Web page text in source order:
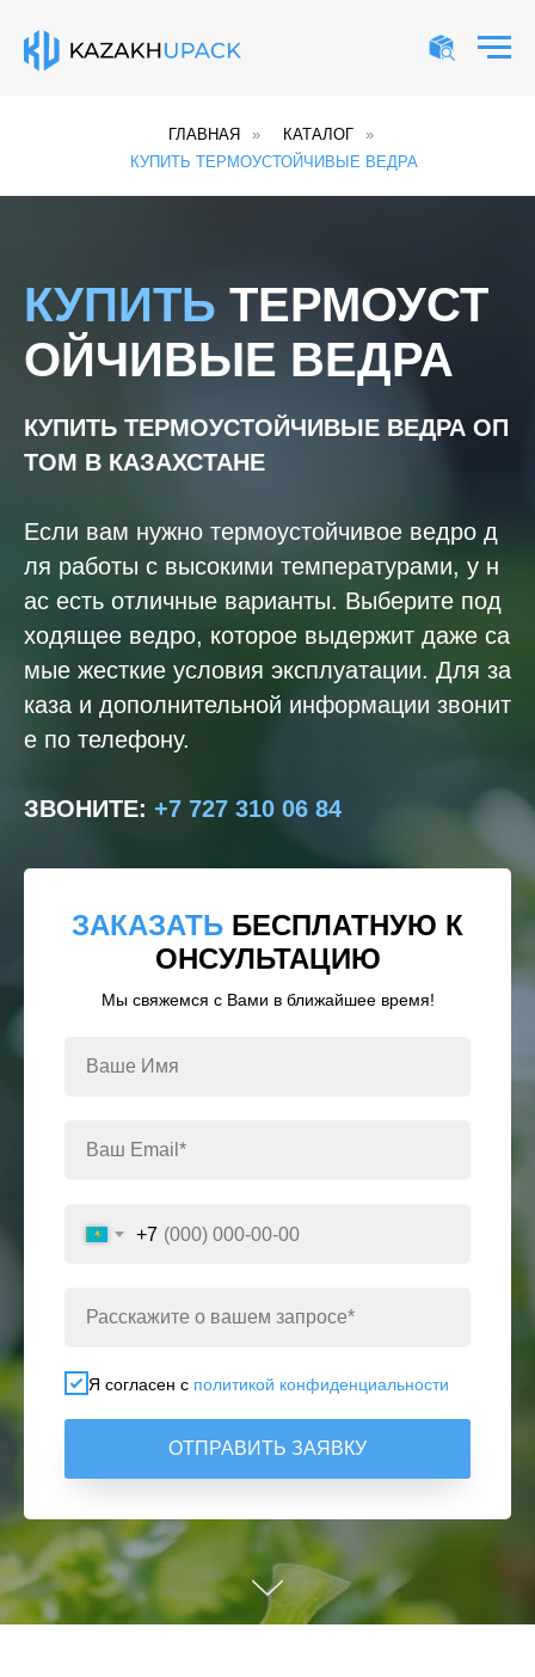
ГЛАВНАЯ » КАТАЛОГ
»
КУПИТЬ ТЕРМОУСТОЙЧИВЫЕ ВЕДРА
КУПИТЬ ТЕРМОУСТ
ОЙЧИВЫЕ ВЕДРА
КУПИТЬ ТЕРМОУСТОЙЧИВЫЕ ВЕДРА ОП
ТОМ В КАЗАХСТАНЕ
Если вам нужно термоустойчивое ведро д
ля работы с высокими температурами, у н
ас есть отличные варианты. Выберите под
ходящее ведро, которое выдержит даже са
мые жесткие условия эксплуатации. Для за
каза и дополнительной информации звонит
е по телефону.
ЗВОНИТЕ: +7 727 310 06 84
ЗАКАЗАТЬ БЕСПЛАТНУЮ К
ОНСУЛЬТАЦИЮ
Мы свяжемся с Вами в ближайшее время!
+7
Я согласен с политикой конфиденциальности
ОТПРАВИТЬ ЗАЯВКУ